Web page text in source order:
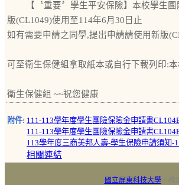
【〝重要〞學生平安保險】本校學生
版(CL1049)使用至114年6月30日止
如有需要申請之同學,提出申請請使用新版
可至衛生保健組拿取紙本或自行下載列印:
衛生保健組 ~~祝您健康
附件: 111-113學年度學生團險保險金申請書
111-113學年度學生團險保險金申請書
113學年度三商美邦人壽-學生保險申請須知-
相關連結
國立屏東科技大學‧校